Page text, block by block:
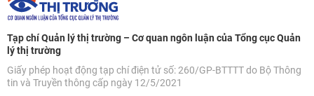
Tạp chí Quản lý thị trường – Cơ quan ngôn luận của Tổng cục Quản
lý thị trường
Giấy phép hoạt động tạp chí điện tử số: 260/GP-BTTTT do Bộ Thông
tin và Truyền thông cấp ngày 12/5/2021